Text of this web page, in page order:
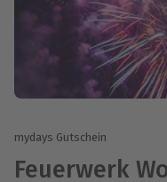
mydays Gutschein
Feuerwerk